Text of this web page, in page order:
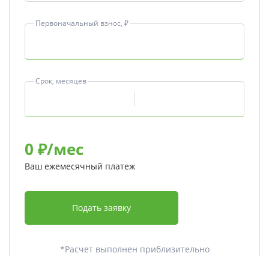
Первоначальный взнос, ₽
Срок, месяцев
0 ₽/мес
Ваш ежемесячный платеж
Подать заявку
*Расчет выполнен приблизительно